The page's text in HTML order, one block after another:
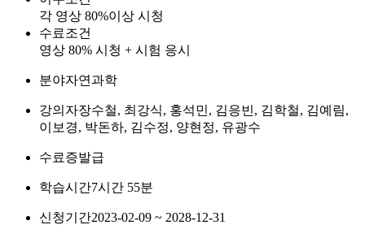
각 영상 80%이상 시청
수료조건
영상 80% 시청 + 시험 응시
분야자연과학
강의자장수철, 최강식, 홍석민, 김응빈, 김학철, 김예림,
이보경, 박돈하, 김수정, 양현정, 유광수
수료증발급
학습시간7시간 55분
신청기간2023-02-09 ~ 2028-12-31